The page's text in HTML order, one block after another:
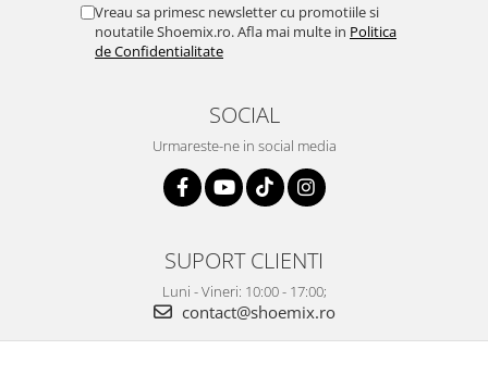
Vreau sa primesc newsletter cu promotiile si
noutatile Shoemix.ro. Afla mai multe in Politica
de Confidentialitate
SOCIAL
Urmareste-ne in social media
SUPORT CLIENTI
Luni - Vineri: 10:00 - 17:00;
contact@shoemix.ro